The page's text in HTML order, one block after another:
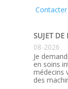
SUJET DE
08-2026
Je
en soins
médecins
des